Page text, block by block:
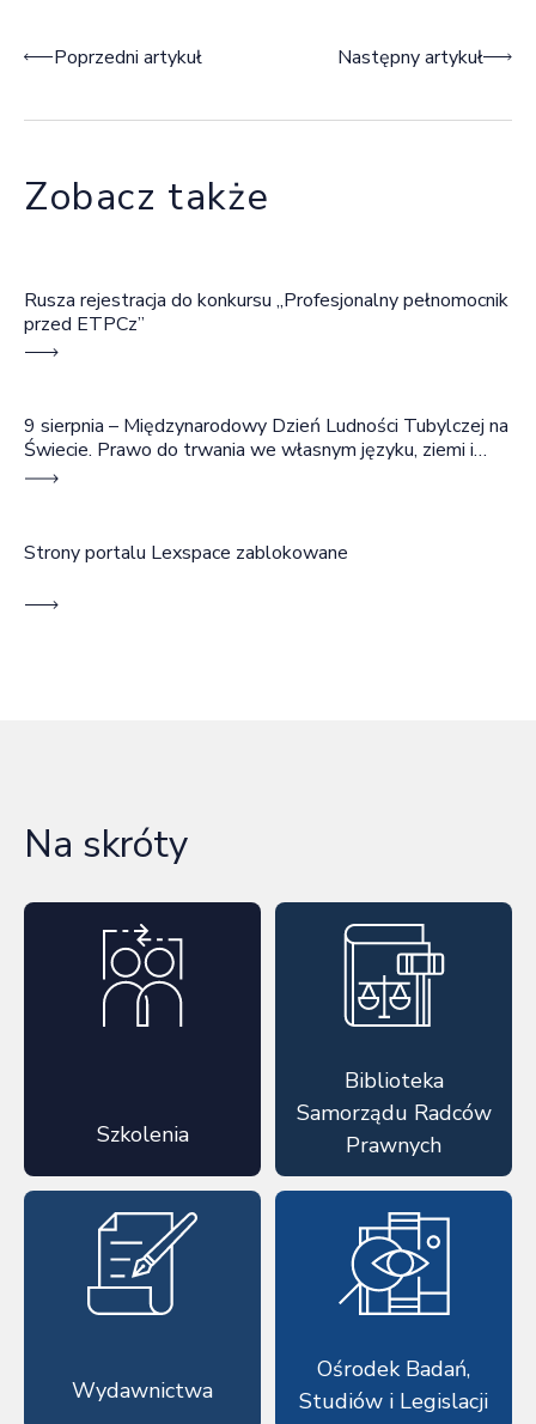
Nawigacja wpisu
Poprzedni artykuł Następny artykuł
Zobacz także
Rusza rejestracja do konkursu „Profesjonalny pełnomocnik
przed ETPCz”
9 sierpnia – Międzynarodowy Dzień Ludności Tubylczej na
Świecie. Prawo do trwania we własnym języku, ziemi i
wspólnocie
Strony portalu Lexspace zablokowane
Na skróty
Szkolenia
Biblioteka
Samorządu Radców
Prawnych
Wydawnictwa
Ośrodek Badań,
Studiów i Legislacji